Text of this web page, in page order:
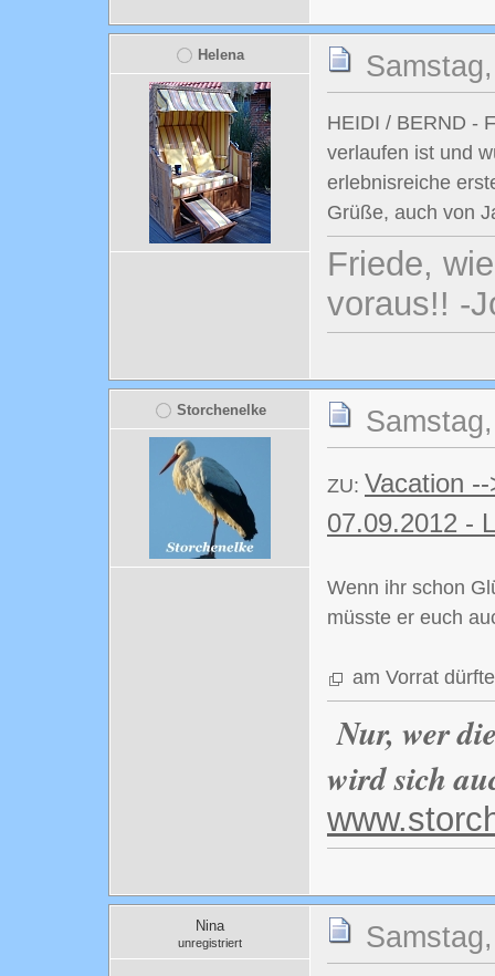
Helena
HEIDI / BERND -
verlaufen ist und
erlebnisreiche
Grüße, auch von
Friede,
voraus!! -
Storchenelke
ZU: Vacation
07.09.2012 -
Wenn ihr schon
müsste er euch
am Vorrat
Nur, wer
wird sich
Nina
unregistriert